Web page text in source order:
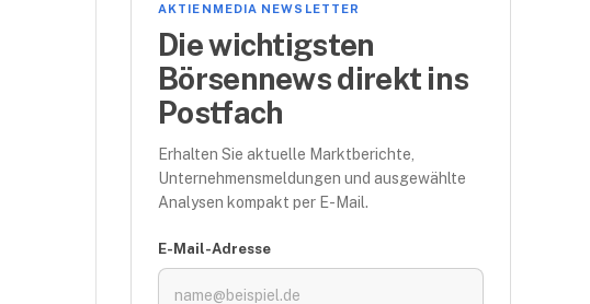
AKTIENMEDIA NEWSLETTER
Die wichtigsten
Börsennews direkt ins
Postfach
Erhalten Sie aktuelle Marktberichte,
Unternehmensmeldungen und ausgewählte
Analysen kompakt per E-Mail.
E-Mail-Adresse